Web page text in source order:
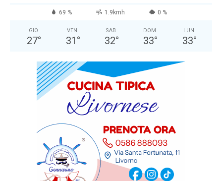
69 % 1.9kmh 0 %
GIO
27°
VEN
31 °
SAB
32°
DOM
33°
LUN
33°